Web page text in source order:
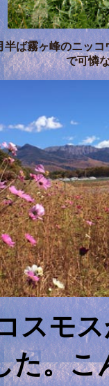
半ば霧ヶ峰のニッ
で可憐
スモ
た。こ